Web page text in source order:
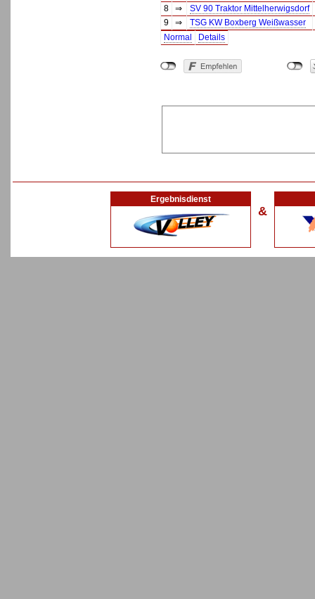
8
⇒
SV 90 Traktor Mittelherwigsdorf
9
⇒
TSG KW Boxberg Weißwasser
Normal
Details
Ergebnisdienst
&